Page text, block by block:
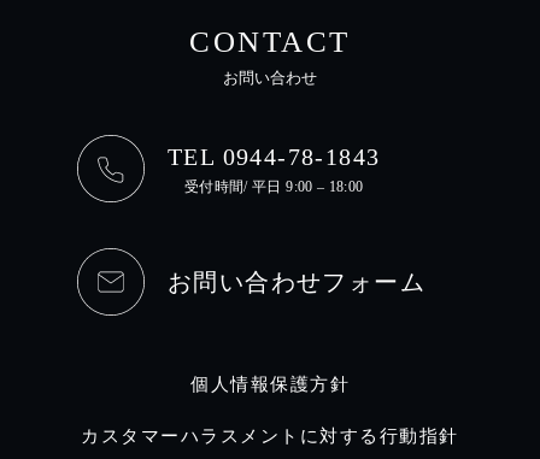
CONTACT
お問い合わせ
TEL 0944-78-1843
受付時間/ 平日 9:00 – 18:00
お問い合わせフォーム
個人情報保護方針
カスタマーハラスメントに対する行動指針